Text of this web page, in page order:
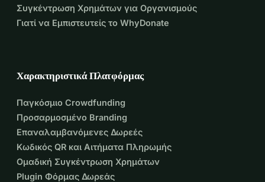
Συγκέντρωση Χρημάτων για Οργανισμούς
Γιατί να Εμπιστευτείς το WhyDonate
Χαρακτηριστικά Πλατφόρμας
Παγκόσμιο Crowdfunding
Προσαρμοσμένο Branding
Επαναλαμβανόμενες Δωρεές
Κωδικός QR και Αιτήματα Πληρωμής
Ομαδική Συγκέντρωση Χρημάτων
Plugin Φόρμας Δωρεάς